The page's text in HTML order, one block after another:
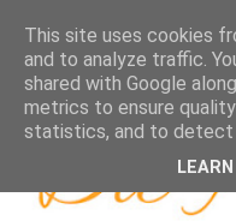
This site uses cookies
and to analyze traffic.
shared with Google
metrics to ensure
statistics, and to detect